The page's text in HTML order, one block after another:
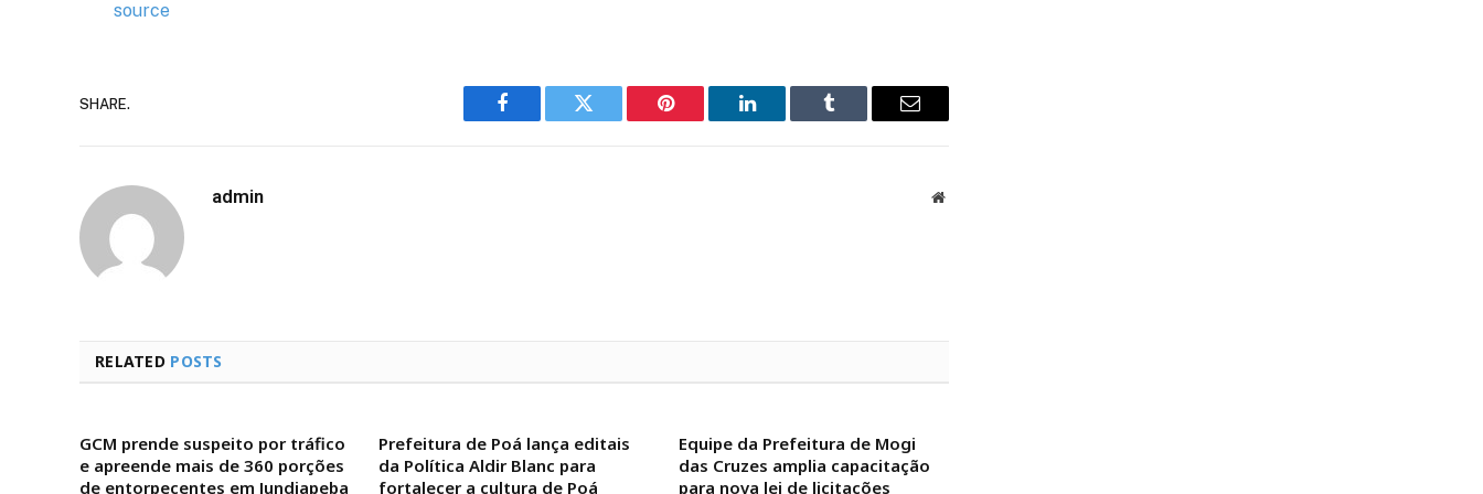
source
SHARE.
Facebook Twitter Pinterest LinkedIn Tumblr Email
admin Website
RELATED POSTS
GCM prende suspeito por tráfico
e apreende mais de 360 porções
de entorpecentes em Jundiapeba
Prefeitura de Poá lança editais
da Política Aldir Blanc para
fortalecer a cultura de Poá
Equipe da Prefeitura de Mogi
das Cruzes amplia capacitação
para nova lei de licitações